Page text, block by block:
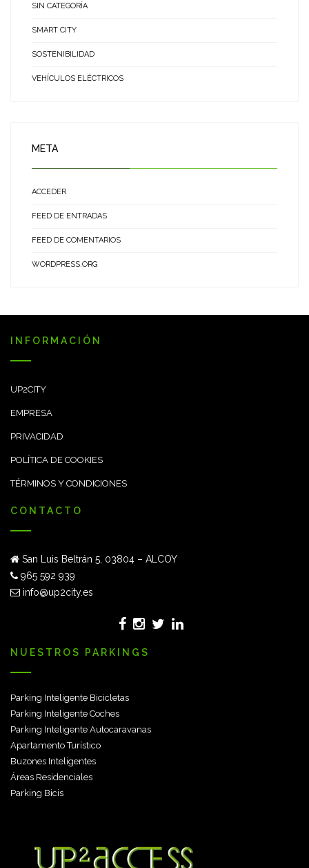
SIN CATEGORÍA
SMART CITY
SOSTENIBILIDAD
VEHÍCULOS ELÉCTRICOS
META
ACCEDER
FEED DE ENTRADAS
FEED DE COMENTARIOS
WORDPRESS.ORG
INFORMACIÓN
UP2CITY
EMPRESA
PRIVACIDAD
POLÍTICA DE COOKIES
TÉRMINOS Y CONDICIONES
CONTACTO
San Luis Beltrán 5, 03804 – ALCOY
965 592 939
info@up2city.es
NUESTROS PARKINGS
Parking Inteligente Bicicletas
Parking Inteligente Coches
Parking Inteligente Autocaravanas
Apartamento Turístico
Buzones Inteligentes
Áreas Residenciales
Parking Bicis